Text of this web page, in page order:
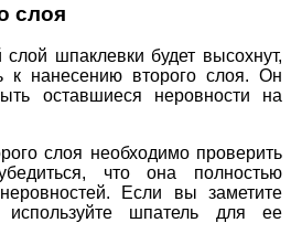
слоя
шпаклевки будет высохнут,
к нанесению второго слоя. Он
оставшиеся неровности на
слоя необходимо проверить
что она полностью
Если вы заметите
шпатель для ее